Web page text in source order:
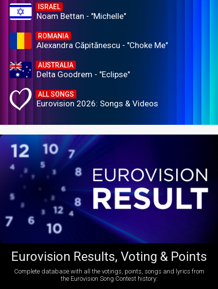
ISRAEL
Noam Bettan - "Michelle"
ROMANIA
Alexandra Căpitănescu - "Choke Me"
AUSTRALIA
Delta Goodrem - "Eclipse"
ALL SONGS
Eurovision 2026: Songs & Videos
Eurovision Results, Voting & Points
Complete database with all the votings, points, songs and lyrics from
the Eurovision Song Contest history: